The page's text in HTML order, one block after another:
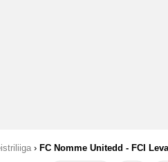
› FC Nomme Unitedd - FCI